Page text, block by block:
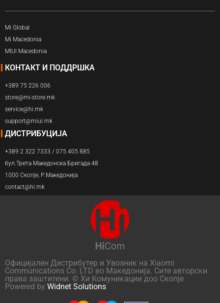
Mi Global
Mi Macedonia
MIUI Macedonia
КОНТАКТ И ПОДДРШКА
+389 75 226 006
store@mi-store.mk
service@hi.mk
support@miui.mk
ДИСТРИБУЦИЈА
+389 2 322 7333 / 075 405 885
бул.Трета Македонска Бригада 48
1000 Скопје, Р.Македонија
contact@hi.mk
Официјален Дистрибутер и Увозник на Xiaomi
Communications Co. LTD во Македонија. Сите авторски
права заштитени. © Хи Комуникации доо Скопје
Powered by Widnet Solutions